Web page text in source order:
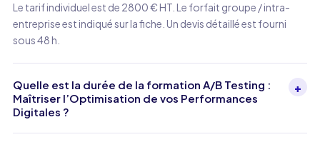
Le tarif individuel est de 2800 € HT. Le forfait groupe / intra-
entreprise est indiqué sur la fiche. Un devis détaillé est fourni
sous 48 h.
Quelle est la durée de la formation A/B Testing :
Maîtriser l’Optimisation de vos Performances
Digitales ?
+